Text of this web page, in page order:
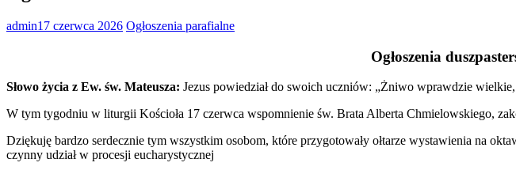
admin17 czerwca 2026 Ogłoszenia parafialne
Ogłoszenia
Słowo życia z Ew. św. Mateusza: Jezus powiedział do swoich uczniów: „Żniwo wprawdzie
W tym tygodniu w liturgii Kościoła 17 czerwca wspomnienie św. Brata Alberta Chmielowskiego,
Dziękuję bardzo serdecznie tym wszystkim osobom, które przygotowały ołtarze wystawienia na
czynny udział w procesji eucharystycznej